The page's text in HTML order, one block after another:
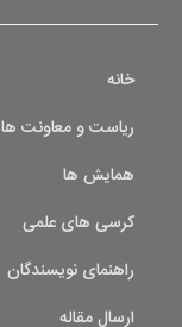
خانه
ریاست و معاونت ها
همایش ها
کرسی های علمی
راهنمای نویسندگان
ارسال مقاله